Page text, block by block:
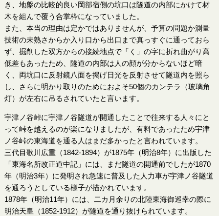
き、地盤の比較的良い岡部宿側の坑口は隧道の内部にかけて材
木を組んで覆う合掌枠になっていました。
また、本当の理由は定かではありませんが、予算の問題か測量
技術の未熟さからか入り口から出口まで真っすぐに通っておら
ず、掘削した双方からの接続地点で「く」の字に折れ曲がり高
低差もあったため、隧道の内部は人の顔が分からないほど暗
く、両坑口に反射鏡八面を掲げ日光を反射させて隧道内を照ら
し、さらに明かり取りのためにおよそ50個のカンテラ（玻璃角
灯）が左右に吊るされていたと言います。
宇津ノ谷峠に宇津ノ谷隧道が開通したことで往来する人々にと
って峠を越えるのが楽になりましたが、有料であったため宇津
ノ谷峠の東海道を通る人はまだ多かったと言われています。
三代目歌川広重（1842-1894）が1875年（明治8年）に出版した
「東海名所改正道中記」には、まだ隧道の開通前でしたが1870
年（明治3年）に発明され急速に普及した人力車が宇津ノ谷隧道
を通ろうとしている様子が描かれています。
1878年（明治11年）には、二カ月余りの北陸東海御巡幸の際に
明治天皇（1852-1912）が隧道を通り抜けられています。